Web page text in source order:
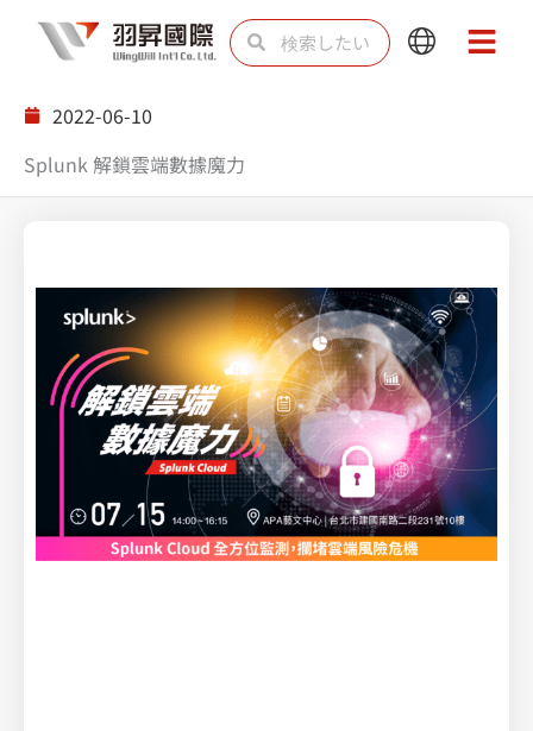
検
索 索
Main
Main
2022-06-10
Splunk 解鎖雲端數據魔力